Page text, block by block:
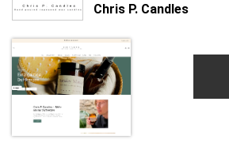
Chris P. Candles